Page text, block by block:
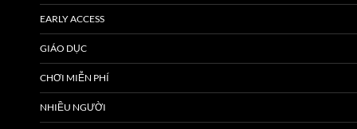
EARLY ACCESS
GIÁO DỤC
CHƠI MIỄN PHÍ
NHIỀU NGƯỜI